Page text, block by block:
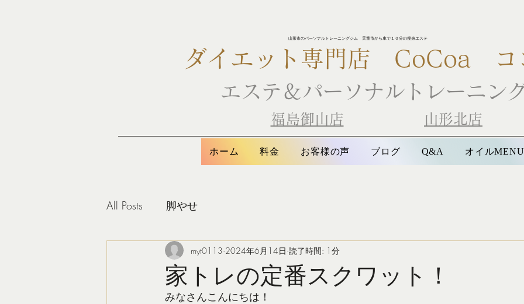
ダイエット専門店 CoCoa コ
エステ＆パーソナルトレーニン
山形市のパーソナルトレーニングジム 天童市から車で１０分の瘦身エステ
福島御山店 山形北店
ホーム 料金 お客様の声 ブログ Q&A オイルMENU
All Posts 脚やせ
家トレの定番スクワット！
myt0113 2024年6月14日 読了時間: 1分
みなさんこんにちは！